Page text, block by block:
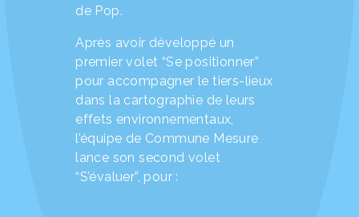
de Pop.
Après avoir développé un
premier volet “Se positionner”
pour accompagner le tiers-lieux
dans la cartographie de leurs
effets environnementaux,
l’équipe de Commune Mesure
lance son second volet
“S’évaluer”, pour :